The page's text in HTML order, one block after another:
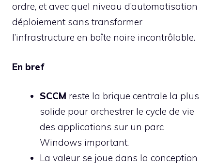
ordre, et avec quel niveau d’automatisation
déploiement sans transformer
l’infrastructure en boîte noire incontrôlable.
En bref
SCCM reste la brique centrale la plus
solide pour orchestrer le cycle de vie
des applications sur un parc
Windows important.
La valeur se joue dans la conception